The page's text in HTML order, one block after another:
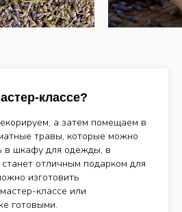
классе?
а затем помещаем в
травы, которые можно
в шкафу для одежды, в
отличным подарком для
изготовить
классе или
готовыми.